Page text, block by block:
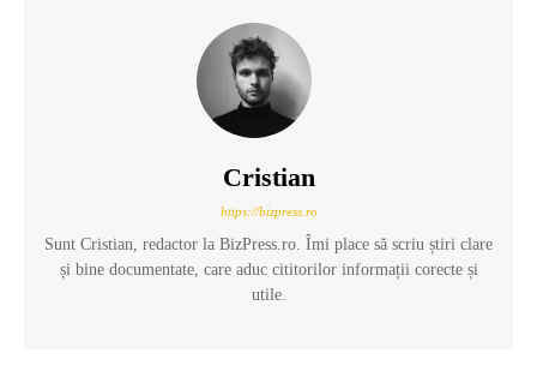
Cristian
https://bizpress.ro
Sunt Cristian, redactor la BizPress.ro. Îmi place să scriu știri clare
și bine documentate, care aduc cititorilor informații corecte și
utile.